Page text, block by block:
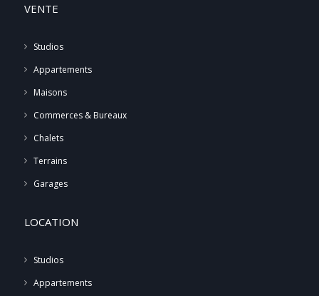
VENTE
Studios
Appartements
Maisons
Commerces & Bureaux
Chalets
Terrains
Garages
LOCATION
Studios
Appartements